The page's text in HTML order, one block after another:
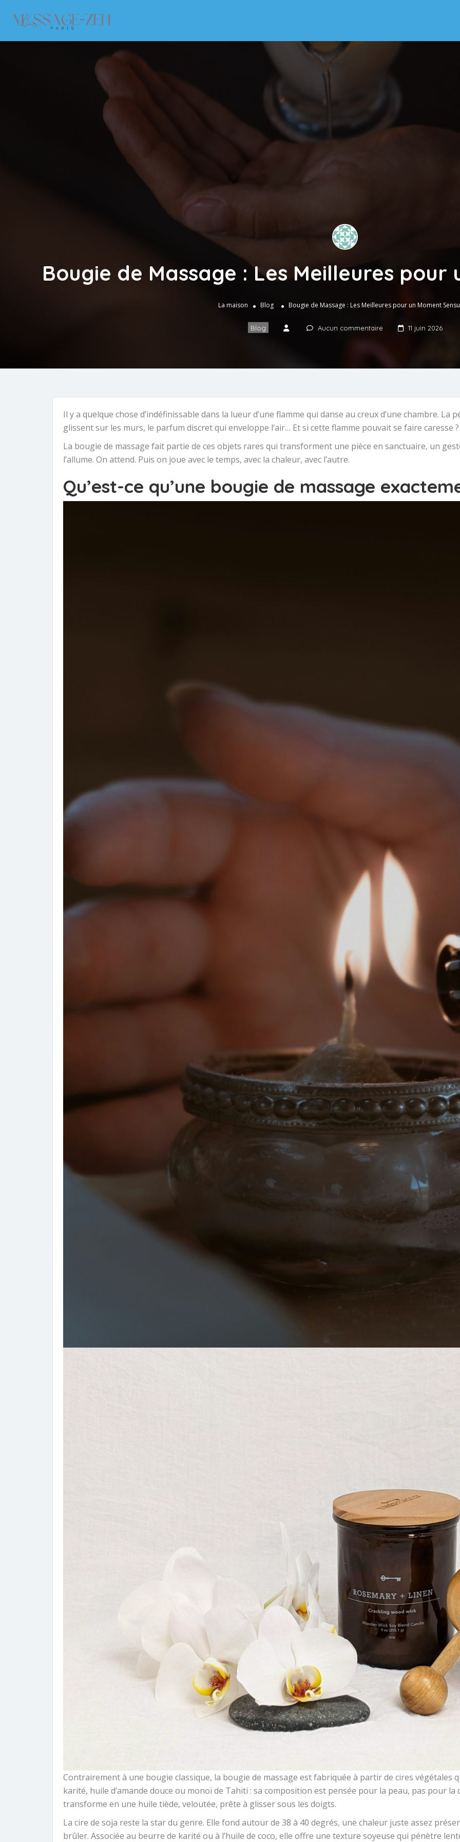
Bougie de Massage : Les Meilleures pour
La maison Blog Bougie de Massage : Les Meilleures pour un Moment
Blog Aucun commentaire 11 juin 2026
Il y a quelque chose d’indéfinissable dans la lueur d’une flamme qui danse au creux d’une chambre. La
glissent sur les murs, le parfum discret qui enveloppe l’air… Et si cette flamme pouvait se faire caresse ?
La bougie de massage fait partie de ces objets rares qui transforment une pièce en sanctuaire, un
l’allume. On attend. Puis on joue avec le temps, avec la chaleur, avec l’autre.
Qu’est-ce qu’une bougie de massage
Contrairement à une bougie classique, la bougie de massage est fabriquée à partir de cires végétales
karité, huile d’amande douce ou monoï de Tahiti : sa composition est pensée pour la peau, pas pour
transforme en une huile tiède, veloutée, prête à glisser sous les doigts.
La cire de soja reste la star du genre. Elle fond autour de 38 à 40 degrés, une chaleur juste assez
brûler. Associée au beurre de karité ou à l’huile de coco, elle offre une texture soyeuse qui pénètre